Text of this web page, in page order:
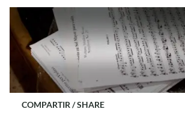
COMPARTIR / SHARE